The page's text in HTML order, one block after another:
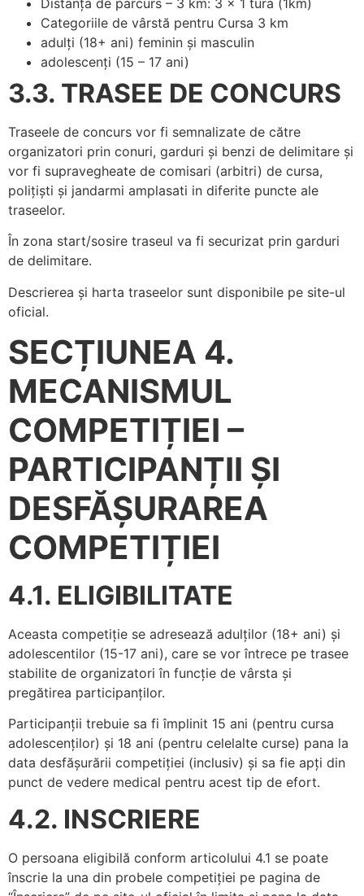
Categoriile de vârstă pentru Cursa 3 km
adulți (18+ ani) feminin și masculin
adolescenți (15 – 17 ani)
3.3. TRASEE DE CONCURS
Traseele de concurs vor fi semnalizate de către
organizatori prin conuri, garduri și benzi de delimitare și
vor fi supravegheate de comisari (arbitri) de cursa,
polițiști și jandarmi amplasati in diferite puncte ale
traseelor.
În zona start/sosire traseul va fi securizat prin garduri
de delimitare.
Descrierea și harta traseelor sunt disponibile pe site-ul
oficial.
SECȚIUNEA 4.
MECANISMUL
COMPETIȚIEI –
PARTICIPANȚII ȘI
DESFĂȘURAREA
COMPETIȚIEI
4.1. ELIGIBILITATE
Aceasta competiție se adresează adulților (18+ ani) și
adolescentilor (15-17 ani), care se vor întrece pe trasee
stabilite de organizatori în funcție de vârsta și
pregătirea participanților.
Participanții trebuie sa fi împlinit 15 ani (pentru cursa
adolescenților) și 18 ani (pentru celelalte curse) pana la
data desfășurării competiției (inclusiv) și sa fie apți din
punct de vedere medical pentru acest tip de efort.
4.2. INSCRIERE
O persoana eligibilă conform articolului 4.1 se poate
înscrie la una din probele competiției pe pagina de